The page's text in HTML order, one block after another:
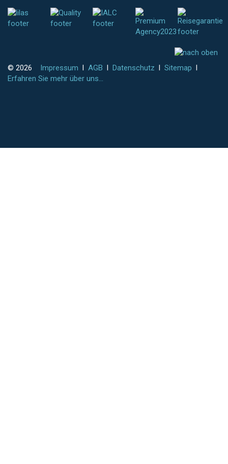
© 2026 Impressum l AGB l Datenschutz l Sitemap l
Erfahren Sie mehr über uns...